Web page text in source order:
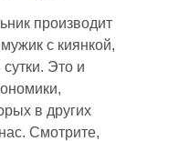
производит
с киянкой,
Это и
в других
Смотрите,